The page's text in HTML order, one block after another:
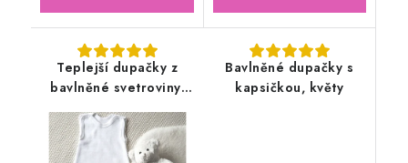
Teplejší dupačky z
bavlněné svetroviny,
bílé
Bavlněné dupačky s
kapsičkou, květy